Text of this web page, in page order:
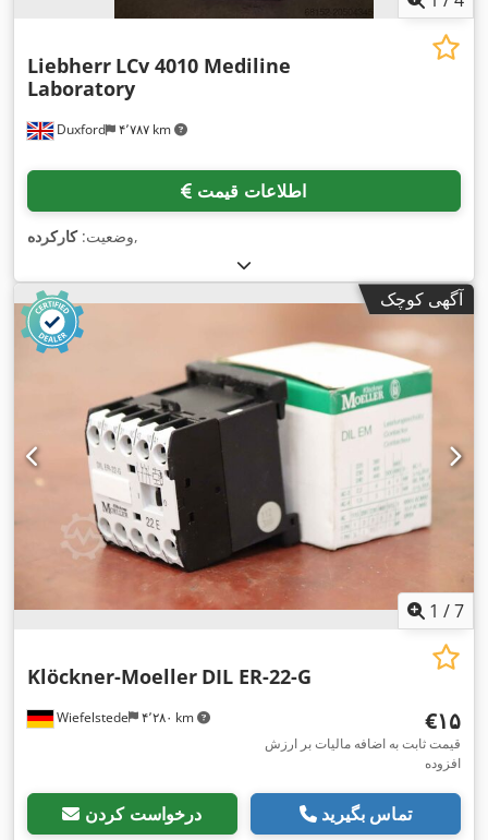
Duxford ۴٬۷۸۷ km
Liebherr LCv 4010 Mediline
Laboratory
اطلاعات قیمت
وضعیت:کارکرده ,
آگهی کوچک
1 /7
Wiefelstede ۴٬۲۸۰ km
Klöckner-Moeller DIL ER-22-G
‎€۱۵
قیمت ثابت به اضافه مالیات بر ارزش
افزوده
درخواست کردن تماس بگیرید